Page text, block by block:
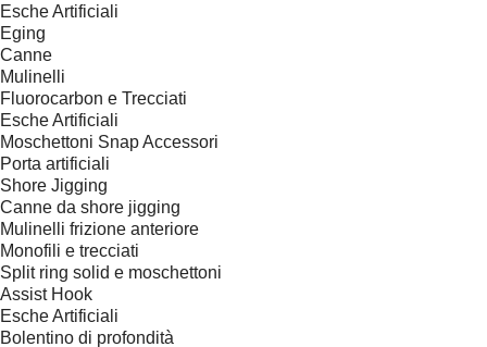
Esche Artificiali
Eging
Canne
Mulinelli
Fluorocarbon e Trecciati
Esche Artificiali
Moschettoni Snap Accessori
Porta artificiali
Shore Jigging
Canne da shore jigging
Mulinelli frizione anteriore
Monofili e trecciati
Split ring solid e moschettoni
Assist Hook
Esche Artificiali
Bolentino di profondità